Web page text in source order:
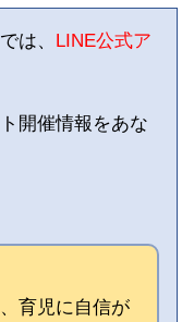
は、 LINE公式ア
開催情報をあな
育児に自信が